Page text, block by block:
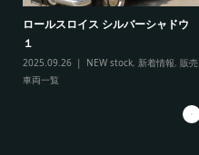
ロールスロイス シルバーシャドウ
１
2025.09.26 NEW stock, 新着情報, 販売
車両一覧